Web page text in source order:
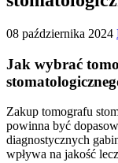
08 października 2024
Jak wybrać
Zakup tomografu
powinna być
diagnostycznych
wpływa na jakość